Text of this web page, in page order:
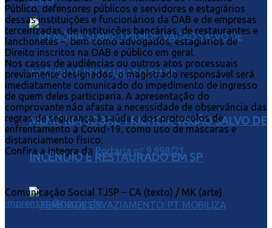
MEMÓRIA SOBRE TRILHOS: VAGÃO SALVO DE
INCÊNDIO É RESTAURADO EM SP
Público, defensores públicos e servidores e estagiários
dessas instituições e funcionários da OAB e de empresas
terceirizadas, de instituições bancárias, de restaurantes e
lanchonetes –, bem como advogados, estagiários de
Direito inscritos na OAB e público em geral.
Nos casos de audiências ou outros atos processuais
previamente designados, o magistrado responsável será
imediatamente comunicado do impedimento de ingresso
de quem deles participaria. A apresentação do
comprovante não afasta a necessidade de observância das
regras de segurança à saúde e dos protocolos de
enfrentamento à Covid-19, como uso de máscaras e
distanciamento físico.
Confira a íntegra da Portaria nº 9.998/21.
Comunicação Social TJSP – CA (texto) / MK (arte)
imprensatj@tjsp.jus.br